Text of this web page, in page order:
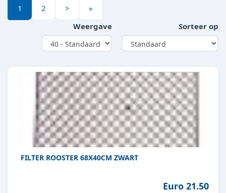
1 2 >
»
Weergave
Sorteer op
FILTER ROOSTER 68X40CM ZWART
Euro 21.50